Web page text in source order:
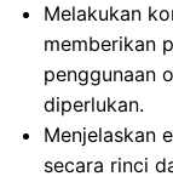
Melakukan
memberikan
penggunaan
diperlukan.
Menjelaskan
secara rinci